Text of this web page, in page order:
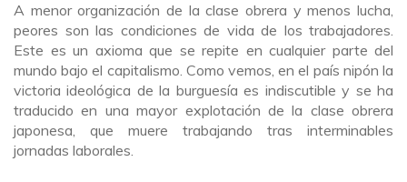
A menor organización de la clase obrera y menos lucha,
peores son las condiciones de vida de los trabajadores.
Este es un axioma que se repite en cualquier parte del
mundo bajo el capitalismo. Como vemos, en el país nipón la
victoria ideológica de la burguesía es indiscutible y se ha
traducido en una mayor explotación de la clase obrera
japonesa, que muere trabajando tras interminables
jornadas laborales.